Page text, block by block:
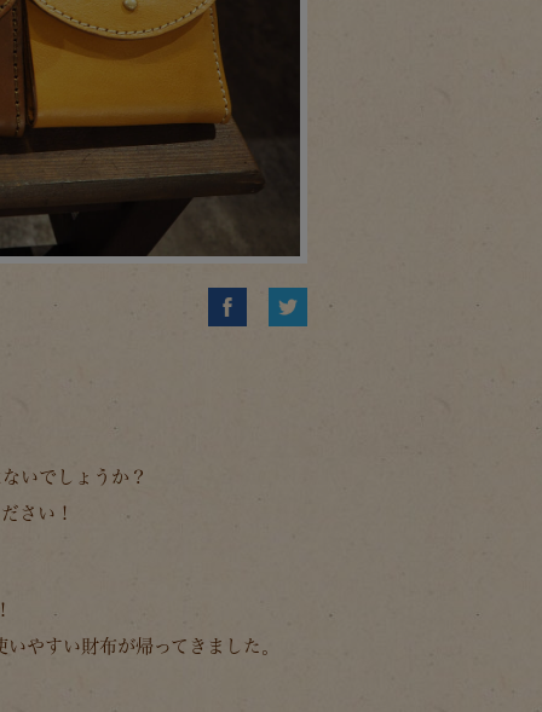
いでしょうか？
さい！
やすい財布が帰ってきました。